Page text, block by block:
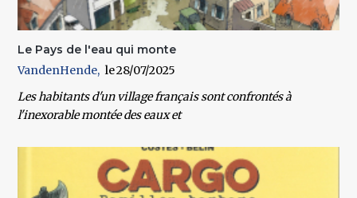
Le Pays de l'eau qui monte
VandenHende
28/07/2025
Les habitants d'un village français sont confrontés à
l'inexorable montée des eaux et